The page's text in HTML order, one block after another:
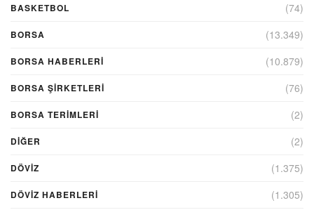
BASKETBOL (74)
BORSA (13.349)
BORSA HABERLERI (10.879)
BORSA ŞIRKETLERI (76)
BORSA TERIMLERI (2)
DIĞER (2)
DÖVİZ (1.375)
DÖVIZ HABERLERI (1.305)